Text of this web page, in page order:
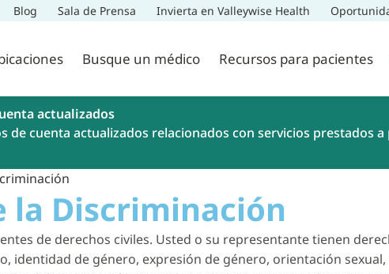
Blog Sala de Prensa Invierta en Valleywise Health
Busque un médico Recursos para pacientes
actualizados
de cuenta actualizados relacionados con servicios prestados
la Discriminación
de derechos civiles. Usted o su representante tienen
identidad de género, expresión de género, orientación